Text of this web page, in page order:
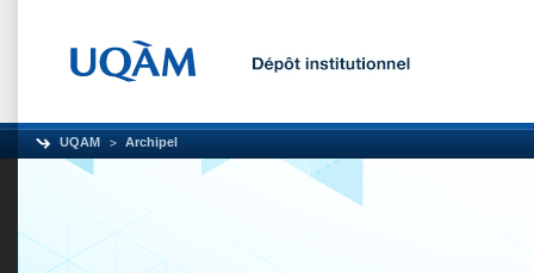
UQAM Archipel